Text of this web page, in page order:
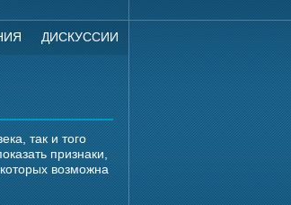
ДИСКУССИИ
так и того
признаки,
возможна